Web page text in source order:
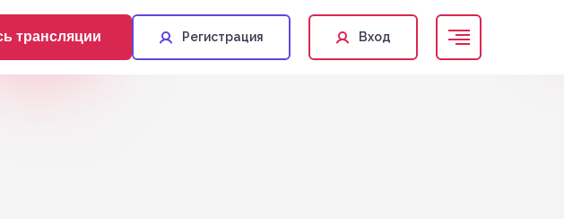
трансляции Регистрация Вход